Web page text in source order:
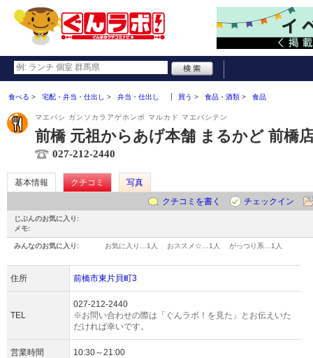
食べる 宅配・弁当・仕出し 弁当・仕出し 買う 食品・酒類 食品
マエバシ ガンソカラアゲホンポ マルカド マエバシテン
前橋 元祖からあげ本舗 まるかど 前橋
027-212-2440
基本情報 クチコミ
写真
クチコミを書く
チェックイン
じぶんのお気に入り:
メモ:
みんなのお気に入り: お気に入り… 1人 おススメ☆… 1人 がっつり系… 1人
住所 前橋市東片貝町3
TEL
027-212-2440
※お問い合わせの際は「ぐんラボ！を見た」とお伝えいた
だければ幸いです。
営業時間 10:30～21:00